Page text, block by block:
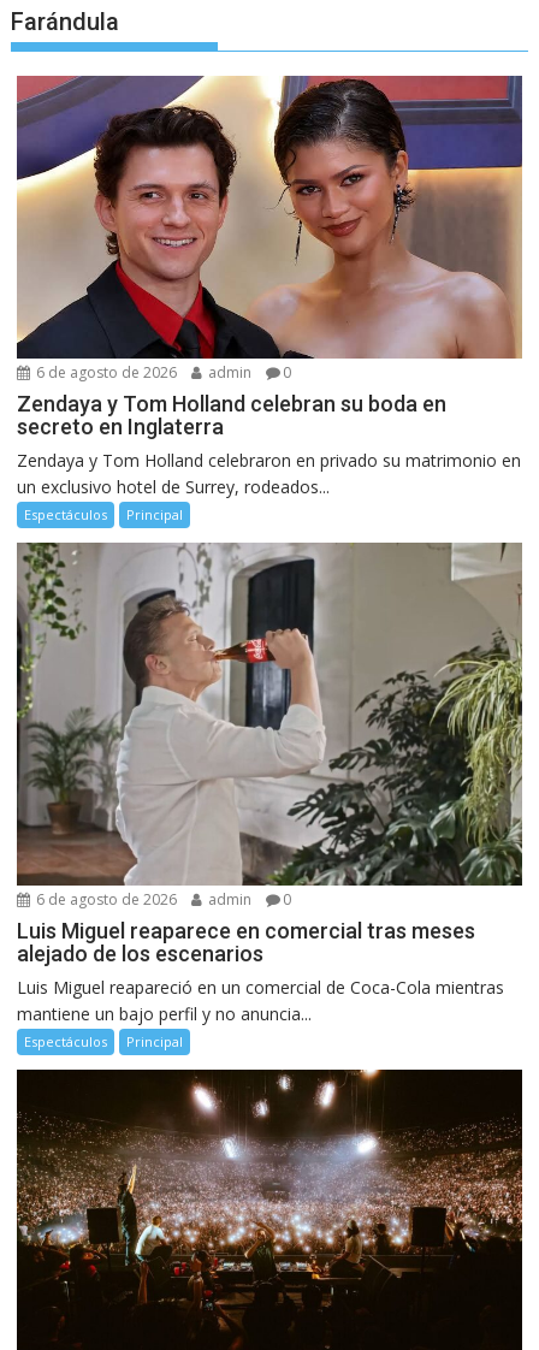
Farándula
6 de agosto de 2026 admin 0
Zendaya y Tom Holland celebran su boda en
secreto en Inglaterra
Zendaya y Tom Holland celebraron en privado su matrimonio en
un exclusivo hotel de Surrey, rodeados...
Espectáculos Principal
6 de agosto de 2026 admin 0
Luis Miguel reaparece en comercial tras meses
alejado de los escenarios
Luis Miguel reapareció en un comercial de Coca-Cola mientras
mantiene un bajo perfil y no anuncia...
Espectáculos Principal